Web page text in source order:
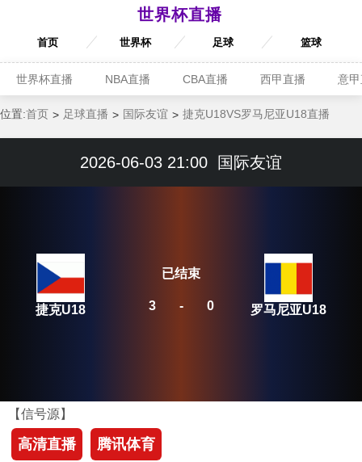
世界杯直播
首页 世界杯 足球 篮球
世界杯直播 NBA直播 CBA直播 西甲直播 意
位置:首页 足球直播 国际友谊 捷克U18VS罗马尼亚U18直播
2026-06-03 21:00 国际友谊
捷克U18 3 - 0
已结束
罗马尼亚U18
【信号源】
高清直播 腾讯体育